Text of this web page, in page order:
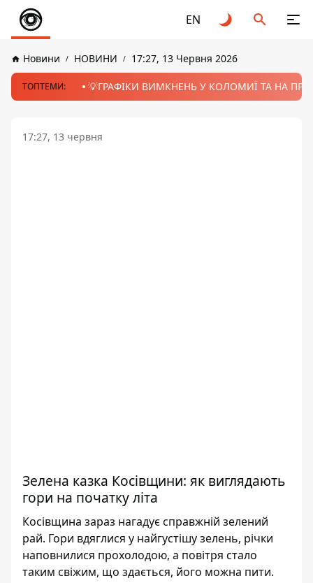
EN
Новини НОВИНИ 17:27, 13 Червня 2026
ТОПТЕМИ: 💡ГРАФІКИ ВИМКНЕНЬ У КОЛОМИЇ ТА НА
17:27, 13 червня
Зелена казка Косівщини: як виглядають
гори на початку літа
Косівщина зараз нагадує справжній зелений
рай. Гори вдяглися у найгустішу зелень, річки
наповнилися прохолодою, а повітря стало
таким свіжим, що здається, його можна пити.